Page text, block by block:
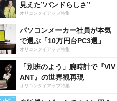
見えた”バンドらしさ”
オリコンタイアップ特集
パソコンメーカー社員が本気
で選ぶ「10万円台PC3選」
オリコンタイアップ特集
「別班のよう」腕時計で『VIV
ANT』の世界観再現
オリコンタイアップ特集